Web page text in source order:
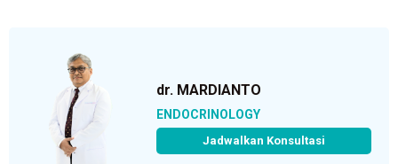
dr. MARDIANTO
ENDOCRINOLOGY
Jadwalkan Konsultasi